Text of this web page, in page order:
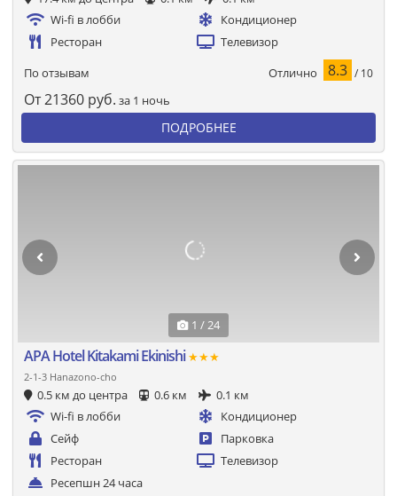
Wi-fi в лобби
Кондиционер
Ресторан
Телевизор
По отзывам Отлично 8.3 / 10
От21360 руб. за 1 ночь
ПОДРОБНЕЕ
1 / 24
APA Hotel Kitakami Ekinishi★★★
2-1-3 Hanazono-cho
0.5 км до центра 0.6 км
0.1 км
Wi-fi в лобби
Кондиционер
Сейф
Парковка
Ресторан
Телевизор
Ресепшн 24 часа